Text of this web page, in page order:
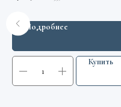
Подробнее
Купить